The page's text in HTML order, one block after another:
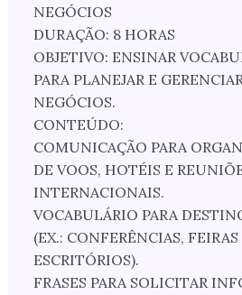
NEGÓCIOS
DURAÇÃO: 8 HORAS
OBJETIVO: ENSINAR
PARA PLANEJAR E
NEGÓCIOS.
CONTEÚDO:
COMUNICAÇÃO PARA
DE VOOS, HOTÉIS E
INTERNACIONAIS.
VOCABULÁRIO PARA
(EX.: CONFERÊNCIAS,
ESCRITÓRIOS).
FRASES PARA SOLICITAR